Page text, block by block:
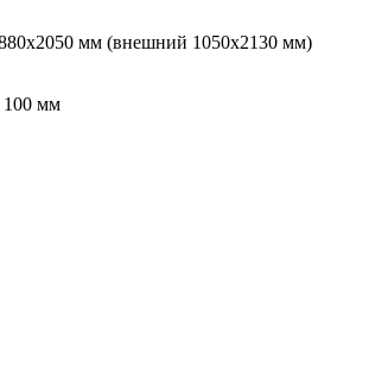
мм (внешний 1050х2130 мм)
100 мм